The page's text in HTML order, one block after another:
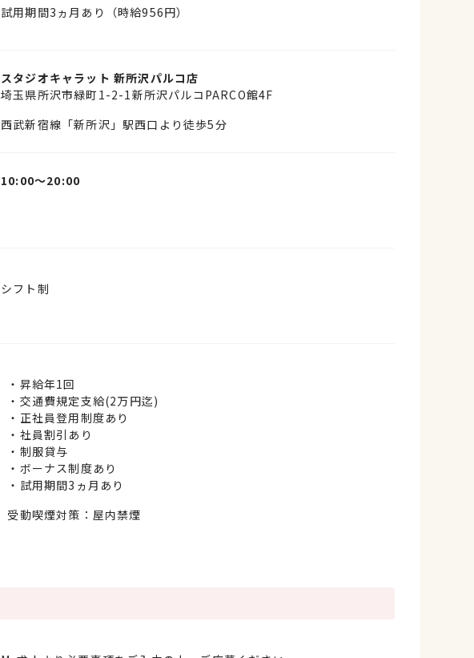
試用期間3ヵ月あり（時給956円）
スタジオキャラット 新所沢パルコ店
埼玉県所沢市緑町1-2-1新所沢パルコPARCO館4F
西武新宿線「新所沢」駅西口より徒歩5分
10:00〜20:00
シフト制
・昇給年1回
・交通費規定支給(2万円迄)
・正社員登用制度あり
・社員割引あり
・制服貸与
・ボーナス制度あり
・試用期間3ヵ月あり
受動喫煙対策：屋内禁煙